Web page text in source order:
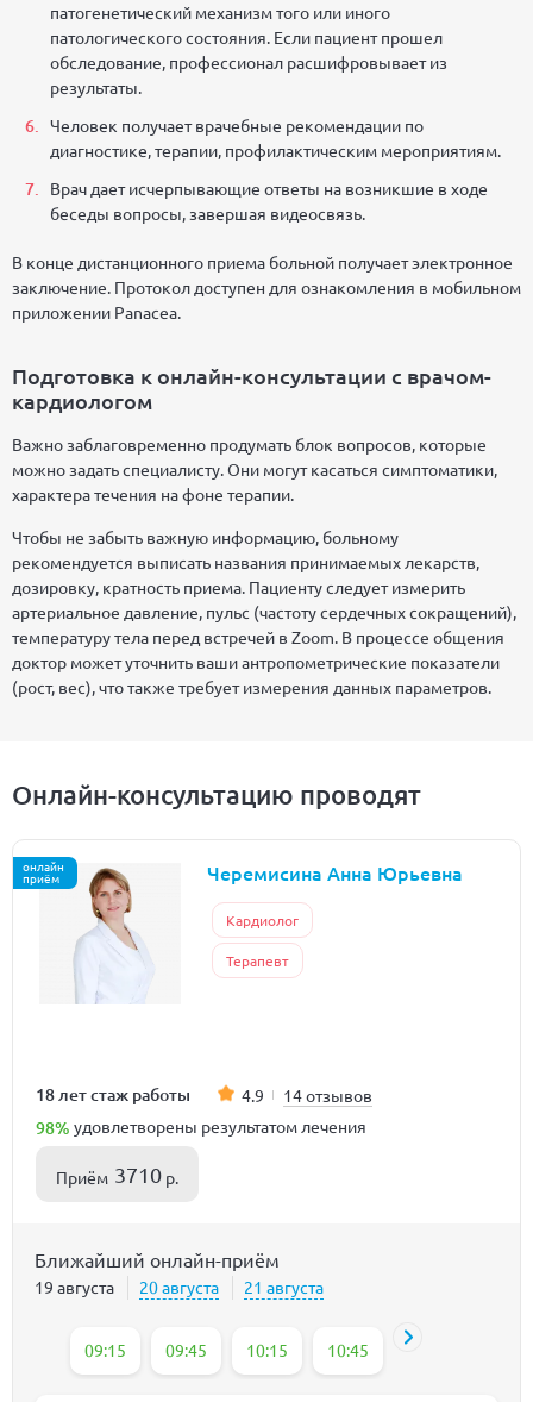
патогенетический механизм того или иного
патологического состояния. Если пациент прошел
обследование, профессионал расшифровывает из
результаты.
Человек получает врачебные рекомендации по
диагностике, терапии, профилактическим мероприятиям.
Врач дает исчерпывающие ответы на возникшие в ходе
беседы вопросы, завершая видеосвязь.
В конце дистанционного приема больной получает электронное
заключение. Протокол доступен для ознакомления в мобильном
приложении Panacea.
Подготовка к онлайн-консультации с врачом-
кардиологом
Важно заблаговременно продумать блок вопросов, которые
можно задать специалисту. Они могут касаться симптоматики,
характера течения на фоне терапии.
Чтобы не забыть важную информацию, больному
рекомендуется выписать названия принимаемых лекарств,
дозировку, кратность приема. Пациенту следует измерить
артериальное давление, пульс (частоту сердечных сокращений),
температуру тела перед встречей в Zoom. В процессе общения
доктор может уточнить ваши антропометрические показатели
(рост, вес), что также требует измерения данных параметров.
Онлайн-консультацию проводят
онлайн
приём Черемисина Анна Юрьевна
Кардиолог
Терапевт
18 лет стаж работы 4.9 14 отзывов
98% удовлетворены результатом лечения
Приём 3710 р.
Ближайший онлайн-приём
19 августа 20 августа 21 августа
09:15 09:45 10:15 10:45 13:50